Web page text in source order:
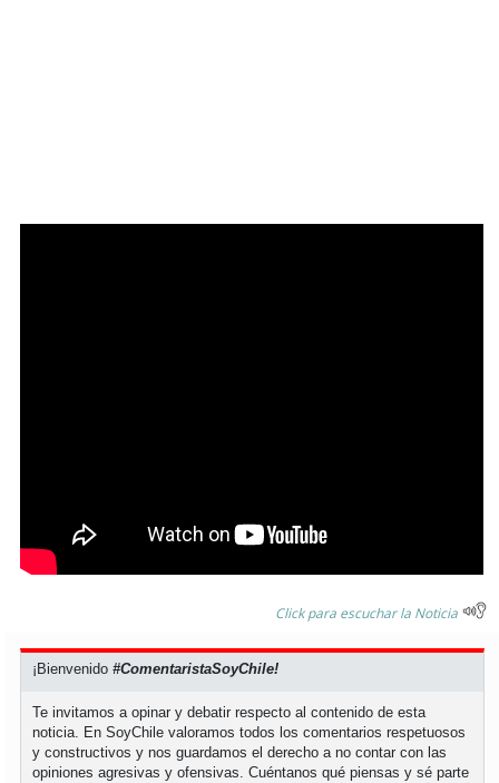
Click para escuchar la Noticia
¡Bienvenido#ComentaristaSoyChile!
Te invitamos a opinar y debatir respecto al contenido de esta
noticia. En SoyChile valoramos todos los comentarios respetuosos
y constructivos y nos guardamos el derecho a no contar con las
opiniones agresivas y ofensivas. Cuéntanos qué piensas y sé parte